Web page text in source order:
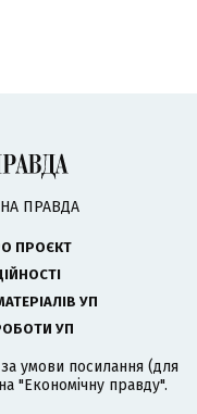
ПРАВДА
ПРОЄКТ
УП
УП
умови посилання (для
"Економічну правду".